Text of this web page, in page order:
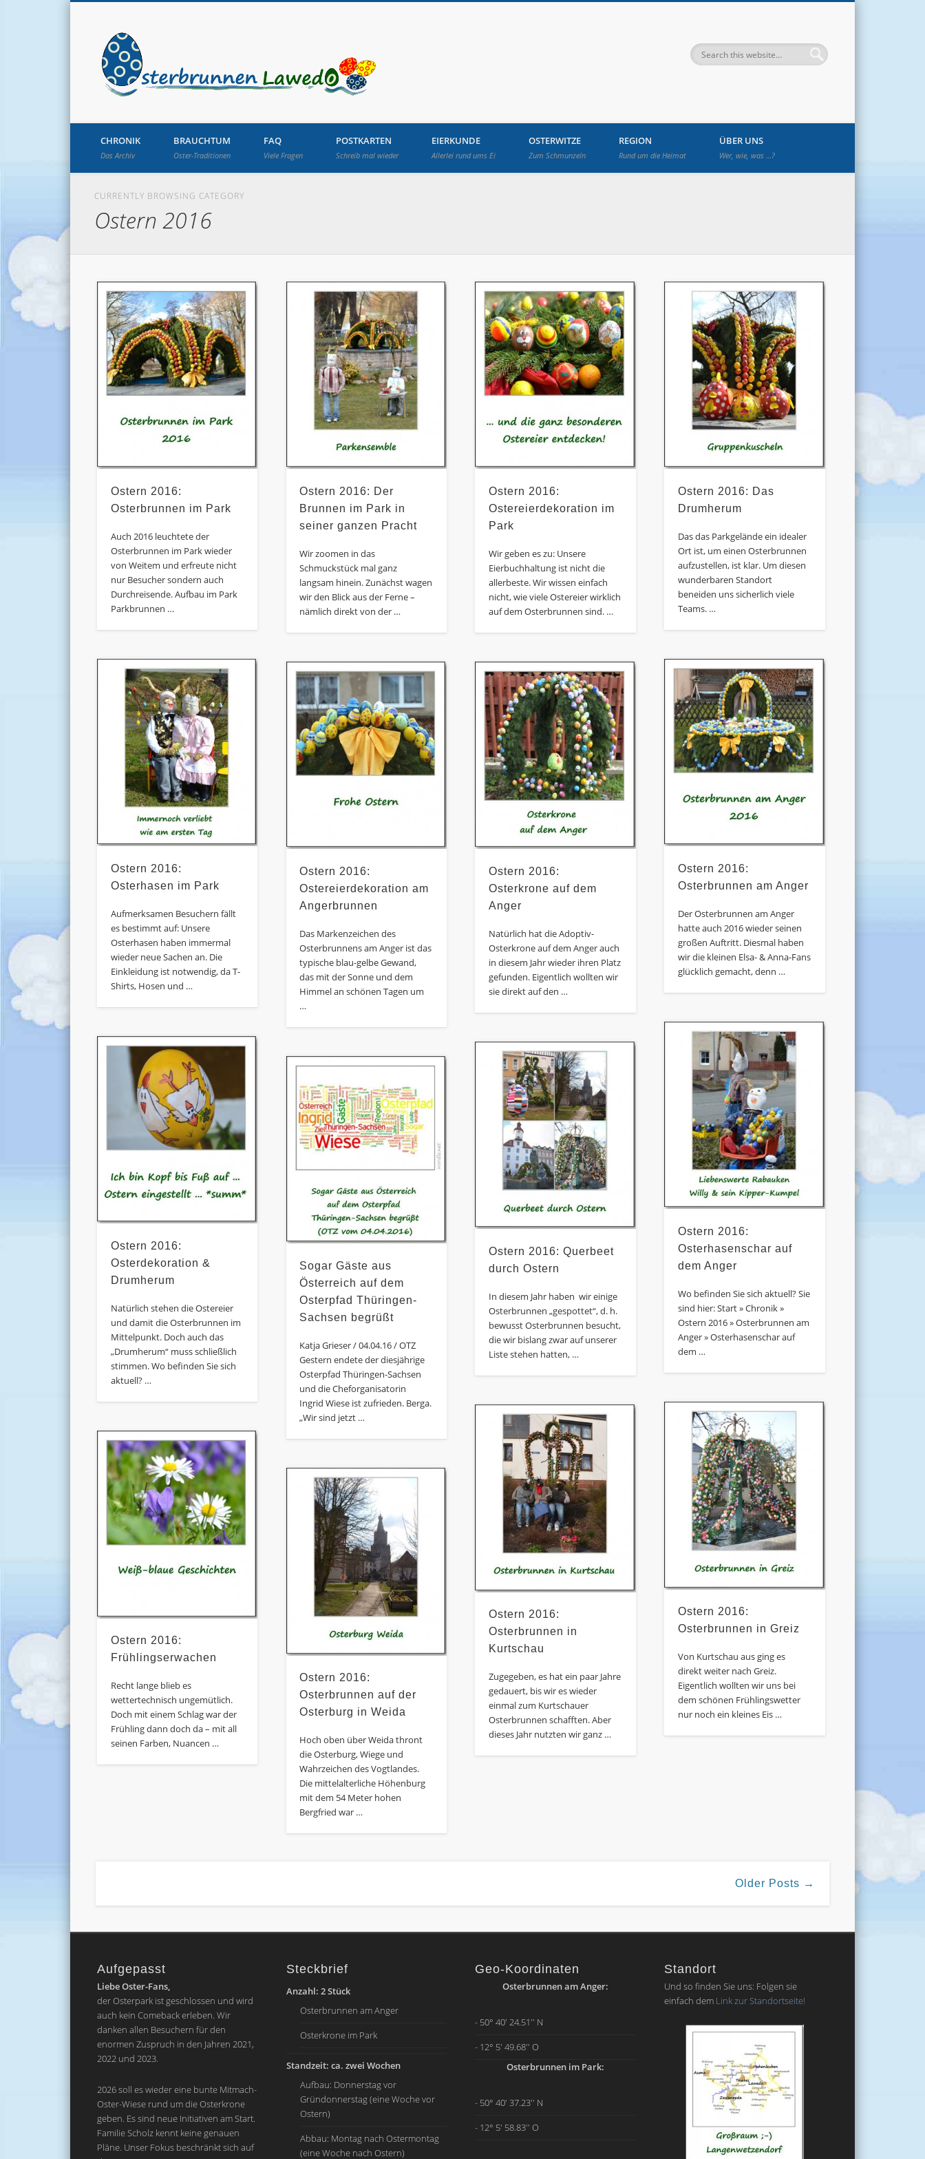
Osterbrunnen in Langenwetzendorf
CHRONIK
Das Archiv
BRAUCHTUM
Oster-Traditionen
FAQ
Viele Fragen
POSTKARTEN
Schreib mal wieder
EIERKUNDE
Allerlei rund ums Ei
OSTERWITZE
Zum Schmunzeln
REGION
Rund um die Heimat
ÜBER UNS
Wer, wie, was …?
CURRENTLY BROWSING CATEGORY
Ostern 2016
Ostern 2016:
Osterbrunnen im Park
Auch 2016 leuchtete der
Osterbrunnen im Park wieder
von Weitem und erfreute nicht
nur Besucher sondern auch
Durchreisende. Aufbau im Park
Parkbrunnen …
Ostern 2016: Der
Brunnen im Park in
seiner ganzen Pracht
Wir zoomen in das
Schmuckstück mal ganz
langsam hinein. Zunächst wagen
wir den Blick aus der Ferne –
nämlich direkt von der …
Ostern 2016:
Ostereierdekoration im
Park
Wir geben es zu: Unsere
Eierbuchhaltung ist nicht die
allerbeste. Wir wissen einfach
nicht, wie viele Ostereier wirklich
auf dem Osterbrunnen sind. …
Ostern 2016: Das
Drumherum
Das das Parkgelände ein idealer
Ort ist, um einen Osterbrunnen
aufzustellen, ist klar. Um diesen
wunderbaren Standort
beneiden uns sicherlich viele
Teams. …
Ostern 2016:
Osterhasen im Park
Aufmerksamen Besuchern fällt
es bestimmt auf: Unsere
Osterhasen haben immermal
wieder neue Sachen an. Die
Einkleidung ist notwendig, da T-
Shirts, Hosen und …
Ostern 2016:
Osterbrunnen am Anger
Der Osterbrunnen am Anger
hatte auch 2016 wieder seinen
großen Auftritt. Diesmal haben
wir die kleinen Elsa- & Anna-Fans
glücklich gemacht, denn …
Ostern 2016:
Ostereierdekoration am
Angerbrunnen
Das Markenzeichen des
Osterbrunnens am Anger ist das
typische blau-gelbe Gewand,
das mit der Sonne und dem
Himmel an schönen Tagen um
…
Ostern 2016:
Osterkrone auf dem
Anger
Natürlich hat die Adoptiv-
Osterkrone auf dem Anger auch
in diesem Jahr wieder ihren Platz
gefunden. Eigentlich wollten wir
sie direkt auf den …
Ostern 2016:
Osterhasenschar auf
dem Anger
Wo befinden Sie sich aktuell? Sie
sind hier: Start » Chronik »
Ostern 2016 » Osterbrunnen am
Anger » Osterhasenschar auf
dem …
Ostern 2016:
Osterdekoration &
Drumherum
Natürlich stehen die Ostereier
und damit die Osterbrunnen im
Mittelpunkt. Doch auch das
„Drumherum“ muss schließlich
stimmen. Wo befinden Sie sich
aktuell? …
Ostern 2016: Querbeet
durch Ostern
In diesem Jahr haben wir einige
Osterbrunnen „gespottet“, d. h.
bewusst Osterbrunnen besucht,
die wir bislang zwar auf unserer
Liste stehen hatten, …
Sogar Gäste aus
Österreich auf dem
Osterpfad Thüringen-
Sachsen begrüßt
Katja Grieser / 04.04.16 / OTZ
Gestern endete der diesjährige
Osterpfad Thüringen-Sachsen
und die Cheforganisatorin
Ingrid Wiese ist zufrieden. Berga.
„Wir sind jetzt …
Ostern 2016:
Osterbrunnen in Greiz
Von Kurtschau aus ging es
direkt weiter nach Greiz.
Eigentlich wollten wir uns bei
dem schönen Frühlingswetter
nur noch ein kleines Eis …
Ostern 2016:
Osterbrunnen in
Kurtschau
Zugegeben, es hat ein paar Jahre
gedauert, bis wir es wieder
einmal zum Kurtschauer
Osterbrunnen schafften. Aber
dieses Jahr nutzten wir ganz …
Ostern 2016:
Frühlingserwachen
Recht lange blieb es
wettertechnisch ungemütlich.
Doch mit einem Schlag war der
Frühling dann doch da – mit all
seinen Farben, Nuancen …
Ostern 2016:
Osterbrunnen auf der
Osterburg in Weida
Hoch oben über Weida thront
die Osterburg, Wiege und
Wahrzeichen des Vogtlandes.
Die mittelalterliche Höhenburg
mit dem 54 Meter hohen
Bergfried war …
Older Posts →
Aufgepasst
Liebe Oster-Fans,
der Osterpark ist geschlossen und wird
auch kein Comeback erleben. Wir
danken allen Besuchern für den
enormen Zuspruch in den Jahren 2021,
2022 und 2023.
2026 soll es wieder eine bunte Mitmach-
Oster-Wiese rund um die Osterkrone
geben. Es sind neue Initiativen am Start.
Familie Scholz kennt keine genauen
Pläne. Unser Fokus beschränkt sich auf
Steckbrief
Anzahl: 2 Stück
Osterbrunnen am Anger
Osterkrone im Park
Standzeit: ca. zwei Wochen
Aufbau: Donnerstag vor
Gründonnerstag (eine Woche vor
Ostern)
Abbau: Montag nach Ostermontag
(eine Woche nach Ostern)
Geo-Koordinaten
Osterbrunnen am Anger:
- 50° 40' 24.51'' N
- 12° 5' 49.68'' O
Osterbrunnen im Park:
- 50° 40' 37.23'' N
- 12° 5' 58.83'' O
Standort
Und so finden Sie uns: Folgen sie
einfach dem Link zur Standortseite!